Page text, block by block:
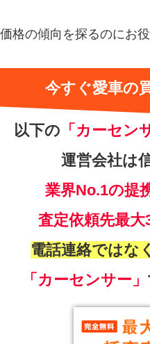
格の傾向を探るのにお
今すぐ愛車の
以下の 「カーセン
運営会社は
業界No.1の提
査定依頼先最
電話連絡ではな
「カーセンサー」